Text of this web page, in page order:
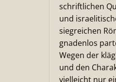
schriftlichen
und
siegreichen
gnadenlos
Wegen der
und den
vielleicht nur